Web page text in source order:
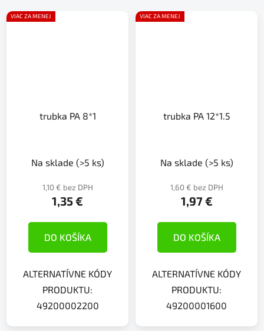
VIAC ZA MENEJ
trubka PA 8*1
Na sklade (>5 ks)
1,10 € bez DPH
1,35 €
DO KOŠÍKA
ALTERNATÍVNE KÓDY
PRODUKTU:
49200002200
VIAC ZA MENEJ
trubka PA 12*1.5
Na sklade (>5 ks)
1,60 € bez DPH
1,97 €
DO KOŠÍKA
ALTERNATÍVNE KÓDY
PRODUKTU:
49200001600